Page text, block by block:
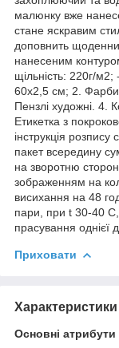
малюнку вже
стане яскравим
доповнить
нанесеним
щільність: 220г/
60х2,5 см; 2. Фарби
Пензлі художні. 4.
Етикетка з
інструкція розпису
пакет всередину
на зворотню
зображенням на
висихання на 48
пари, при t 30-40 С,
прасування однієї
Приховати
Характеристики
Основні атрибути